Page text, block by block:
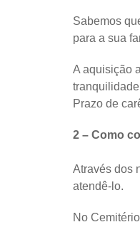
Sabemos
para a sua
A aquisição
Prazo de
2 – Como
Através dos
atendê-lo.
No